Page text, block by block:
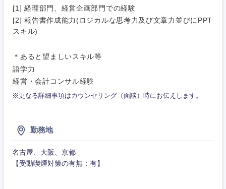
[1] 経理部門、経営企画部門での経験
[2] 報告書作成能力(ロジカルな思考力及び文章力並びにPPT
スキル)
＊あると望ましいスキル等
語学力
経営・会計コンサル経験
※更なる詳細事項はカウンセリング（面談）時にお伝えします。
勤務地
名古屋、大阪、京都
【受動喫煙対策の有無：有】
新潟県 富山県